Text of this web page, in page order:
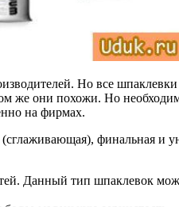
Но все
же они похожи. Но
на фирмах.
финальная и
Данный тип шпаклевок